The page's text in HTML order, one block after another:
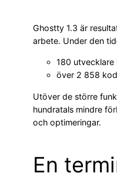
Ghostty 1.3 är
arbete. Under den
180 utvecklare
över 2 858
Utöver de större
hundratals mindre
och optimeringar.
En